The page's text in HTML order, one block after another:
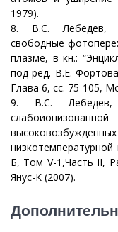
1979).
8. В.С. Лебедев,
свободные
плазме, в кн.:
под ред. В.Е.
Глава 6, сс. 75-105,
9. В.С. Лебедев,
Б, Том V-1,Часть II,
Янус-К (2007).